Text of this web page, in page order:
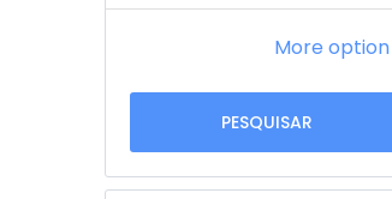
More option
PESQUISAR